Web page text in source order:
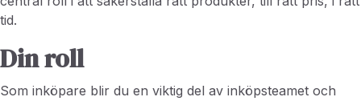
tid.
Din roll
Som inköpare blir du en viktig del av inköpsteamet och